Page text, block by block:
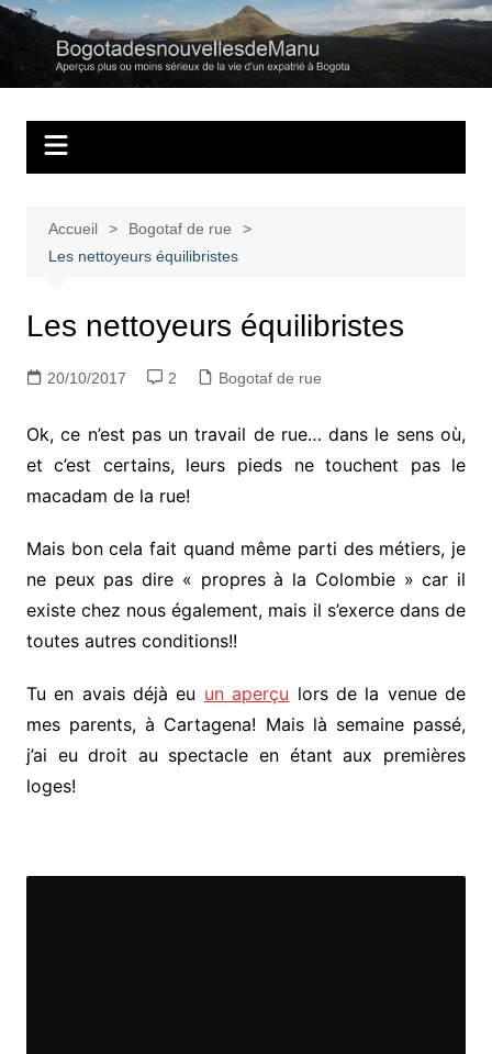
Aller
contenu
Regards personnels sur la vie d’expatrié à Bogota
Accueil
Bogotaf de rue
Les nettoyeurs équilibristes
Les nettoyeurs équilibristes
20/10/2017 2 Bogotaf de rue
Ok, ce n’est pas un travail de rue… dans le sens où,
et c’est certains, leurs pieds ne touchent pas le
macadam de la rue!
Mais bon cela fait quand même parti des métiers, je
ne peux pas dire « propres à la Colombie » car il
existe chez nous également, mais il s’exerce dans de
toutes autres conditions!!
Tu en avais déjà eu un aperçu lors de la venue de
mes parents, à Cartagena! Mais là semaine passé,
j’ai eu droit au spectacle en étant aux premières
loges!